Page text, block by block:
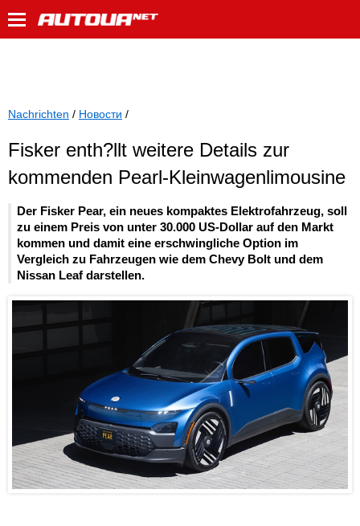
Nachrichten / Новости /
Fisker enth?llt weitere Details zur
kommenden Pearl-Kleinwagenlimousine
Der Fisker Pear, ein neues kompaktes Elektrofahrzeug, soll
zu einem Preis von unter 30.000 US-Dollar auf den Markt
kommen und damit eine erschwingliche Option im
Vergleich zu Fahrzeugen wie dem Chevy Bolt und dem
Nissan Leaf darstellen.